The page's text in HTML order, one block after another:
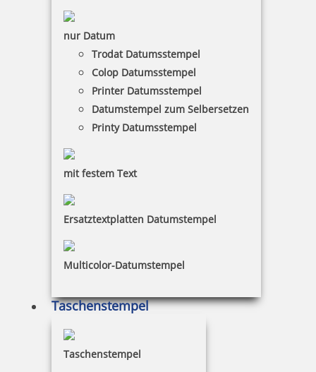
nur Datum
Trodat Datumsstempel
Colop Datumsstempel
Printer Datumsstempel
Datumstempel zum Selbersetzen
Printy Datumsstempel
mit festem Text
Ersatztextplatten Datumstempel
Multicolor-Datumstempel
Taschenstempel
Taschenstempel
17,04 €
Jetzt gestalten
Die Taxistempel gibt es in verschiedenen Varianten
für Büro und mobile Anwendung. Sie können von